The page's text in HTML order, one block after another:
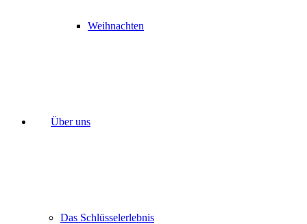
Weihnachten
Über uns
Das Schlüsselerlebnis